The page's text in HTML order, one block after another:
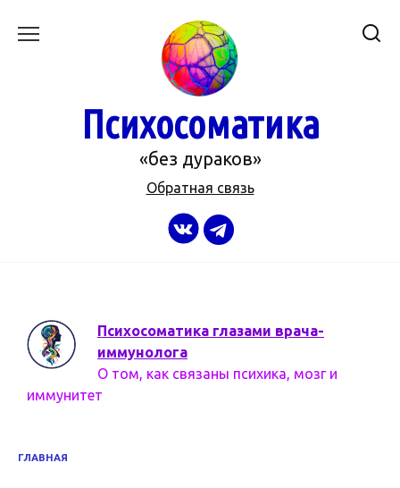
Психосоматика
«без дураков»
Обратная связь
Психосоматика глазами врача-
иммунолога
О том, как связаны психика, мозг и
иммунитет
ГЛАВНАЯ